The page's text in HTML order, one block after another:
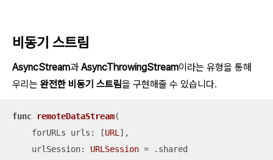
비동기 스트림
AsyncStream과 AsyncThrowingStream이라는 유형을 통해
우리는 완전한 비동기 스트림을 구현해줄 수 있습니다.
func remoteDataStream(
forURLs
urls : [URL ],
urlSession: URLSession = .shared